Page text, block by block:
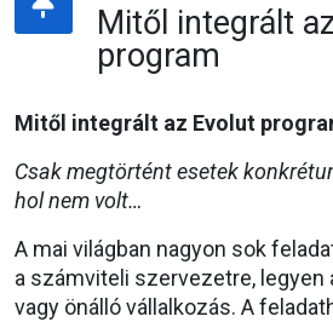
Mitől integrált
program
Mitől integrált az Evolut
Csak megtörtént esetek
hol nem volt…
A mai világban nagyon sok
a számviteli szervezetre, legyen
vagy önálló vállalkozás. A